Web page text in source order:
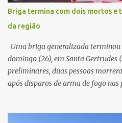
de demandas crescentes e
principal missão da gestão pública
mas decidir melhor onde investir
possível à população. Essa
teoria da admini...
Briga termina com dois mortos e
da região
Uma briga generalizada
domingo (26), em Santa Gertrudes
preliminares, duas pessoas
após disparos de arma de fogo